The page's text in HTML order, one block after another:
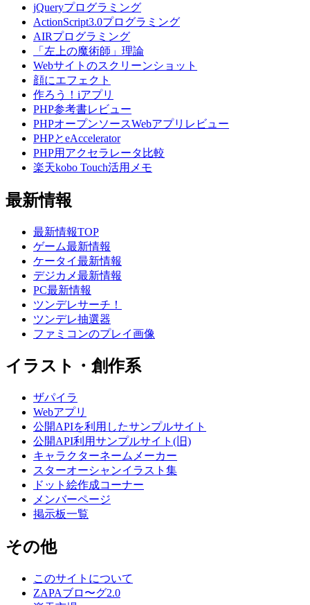
jQueryプログラミング
ActionScript3.0プログラミング
AIRプログラミング
「左上の魔術師」理論
Webサイトのスクリーンショット
顔にエフェクト
作ろう！iアプリ
PHP参考書レビュー
PHPオープンソースWebアプリレビュー
PHPとeAccelerator
PHP用アクセラレータ比較
楽天kobo Touch活用メモ
最新情報
最新情報TOP
ゲーム最新情報
ケータイ最新情報
デジカメ最新情報
PC最新情報
ツンデレサーチ！
ツンデレ抽選器
ファミコンのプレイ画像
イラスト・創作系
ザパイラ
Webアプリ
公開APIを利用したサンプルサイト
公開API利用サンプルサイト(旧)
キャラクターネームメーカー
スターオーシャンイラスト集
ドット絵作成コーナー
メンバーページ
掲示板一覧
その他
このサイトについて
ZAPAブロ〜グ2.0